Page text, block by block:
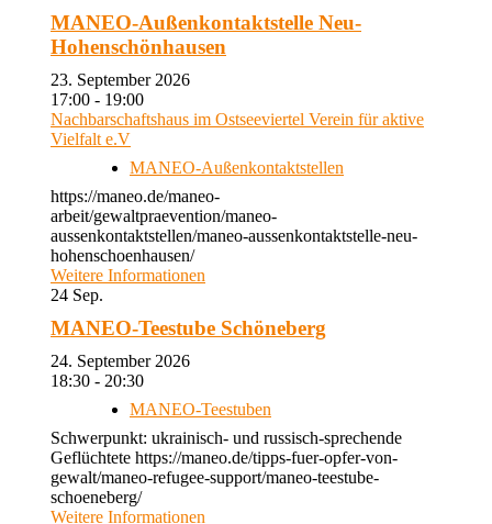
MANEO-Außenkontaktstelle Neu-
Hohenschönhausen
23. September 2026
17:00 - 19:00
Nachbarschaftshaus im Ostseeviertel Verein für aktive
Vielfalt e.V
MANEO-Außenkontaktstellen
https://maneo.de/maneo-
arbeit/gewaltpraevention/maneo-
aussenkontaktstellen/maneo-aussenkontaktstelle-neu-
hohenschoenhausen/
Weitere Informationen
24 Sep.
MANEO-Teestube Schöneberg
24. September 2026
18:30 - 20:30
MANEO-Teestuben
Schwerpunkt: ukrainisch- und russisch-sprechende
Geflüchtete https://maneo.de/tipps-fuer-opfer-von-
gewalt/maneo-refugee-support/maneo-teestube-
schoeneberg/
Weitere Informationen